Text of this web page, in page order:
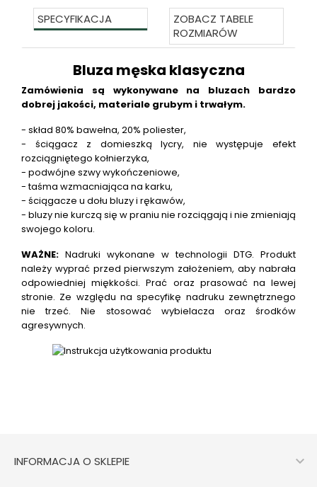
SPECYFIKACJA
ZOBACZ TABELE
ROZMIARÓW
Bluza męska klasyczna
Zamówienia są wykonywane na bluzach bardzo
dobrej jakości, materiale grubym i trwałym.
- skład 80% bawełna, 20% poliester,
- ściągacz z domieszką lycry, nie występuje efekt
rozciągniętego kołnierzyka,
- podwójne szwy wykończeniowe,
- taśma wzmacniająca na karku,
- ściągacze u dołu bluzy i rękawów,
- bluzy nie kurczą się w praniu nie rozciągają i nie zmieniają
swojego koloru.
WAŻNE: Nadruki wykonane w technologii DTG. Produkt
należy wyprać przed pierwszym założeniem, aby nabrała
odpowiedniej miękkości. Prać oraz prasować na lewej
stronie. Ze względu na specyfikę nadruku zewnętrznego
nie trzeć. Nie stosować wybielacza oraz środków
agresywnych.
INFORMACJA O SKLEPIE 